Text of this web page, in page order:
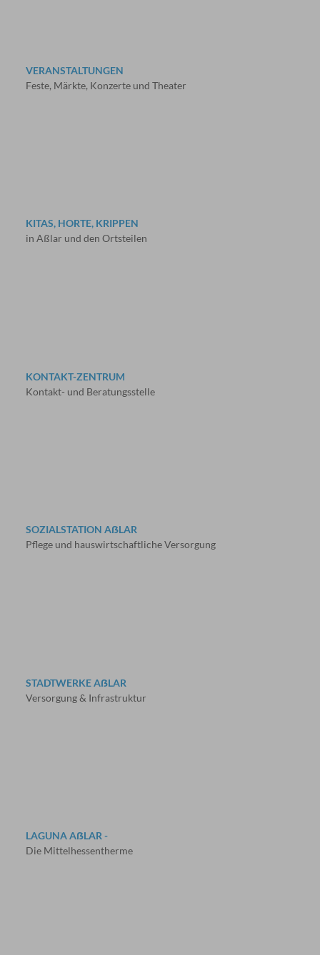
VERANSTALTUNGEN
Feste, Märkte, Konzerte und Theater
KITAS, HORTE, KRIPPEN
in Aßlar und den Ortsteilen
KONTAKT-ZENTRUM
Kontakt- und Beratungsstelle
SOZIALSTATION AẞLAR
Pflege und hauswirtschaftliche Versorgung
STADTWERKE AẞLAR
Versorgung & Infrastruktur
LAGUNA AẞLAR -
Die Mittelhessentherme